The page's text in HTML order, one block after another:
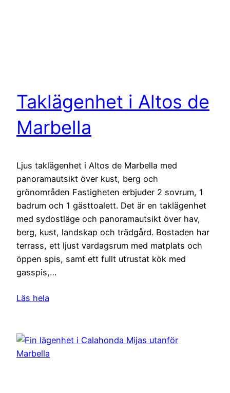
Taklägenhet i Altos de
Marbella
Ljus taklägenhet i Altos de Marbella med
panoramautsikt över kust, berg och
grönområden Fastigheten erbjuder 2 sovrum, 1
badrum och 1 gästtoalett. Det är en taklägenhet
med sydostläge och panoramautsikt över hav,
berg, kust, landskap och trädgård. Bostaden har
terrass, ett ljust vardagsrum med matplats och
öppen spis, samt ett fullt utrustat kök med
gasspis,…
Läs hela